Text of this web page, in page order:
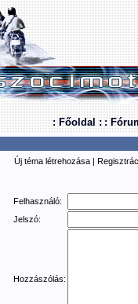
: Főoldal : :
Új téma létrehozása |
Felhasználó:
Jelszó:
Hozzászólás: